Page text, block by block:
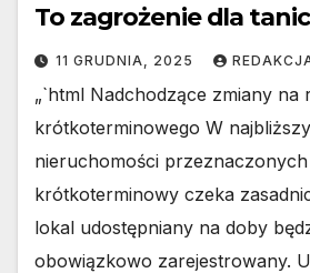
To zagrożenie dla
11 GRUDNIA, 2025
„`html Nadchodzące zmiany na
krótkoterminowego W
nieruchomości
krótkoterminowy czeka
lokal udostępniany na doby
obowiązkowo zarejestrowany.